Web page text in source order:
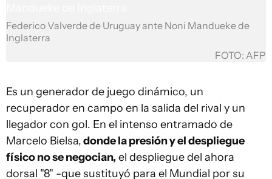
Federico Valverde de Uruguay ante Noni Mandueke de
Inglaterra
FOTO: AFP
Es un generador de juego dinámico, un
recuperador en campo en la salida del rival y un
llegador con gol. En el intenso entramado de
Marcelo Bielsa,donde la presión y el despliegue
físico no se negocian, el despliegue del ahora
dorsal "8" -que sustituyó para el Mundial por su